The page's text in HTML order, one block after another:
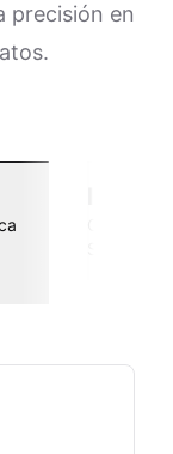
precisión en